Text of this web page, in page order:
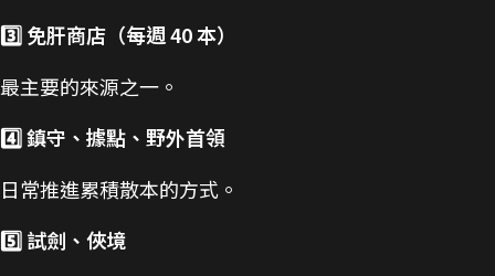
3️⃣ 免肝商店（每週 40 本）
最主要的來源之一。
4️⃣ 鎮守、據點、野外首領
日常推進累積散本的方式。
5️⃣ 試劍、俠境